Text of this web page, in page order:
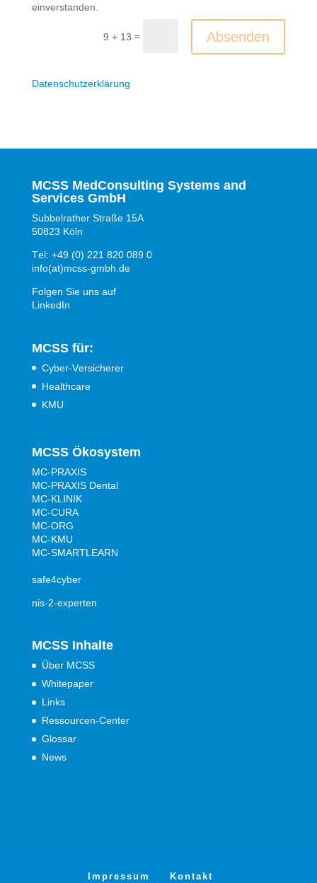
einverstanden.
9 + 13 = Absenden
Datenschutzerklärung
MCSS MedConsulting Systems and
Services GmbH
Subbelrather Straße 15A
50823 Köln
Tel: +49 (0) 221 820 089 0
info(at)mcss-gmbh.de
Folgen Sie uns auf
LinkedIn
MCSS für:
Cyber-Versicherer
Healthcare
KMU
MCSS Ökosystem
MC-PRAXIS
MC-PRAXIS Dental
MC-KLINIK
MC-CURA
MC-ORG
MC-KMU
MC-SMARTLEARN
safe4cyber
nis-2-experten
MCSS Inhalte
Über MCSS
Whitepaper
Links
Ressourcen-Center
Glossar
News
Impressum Kontakt